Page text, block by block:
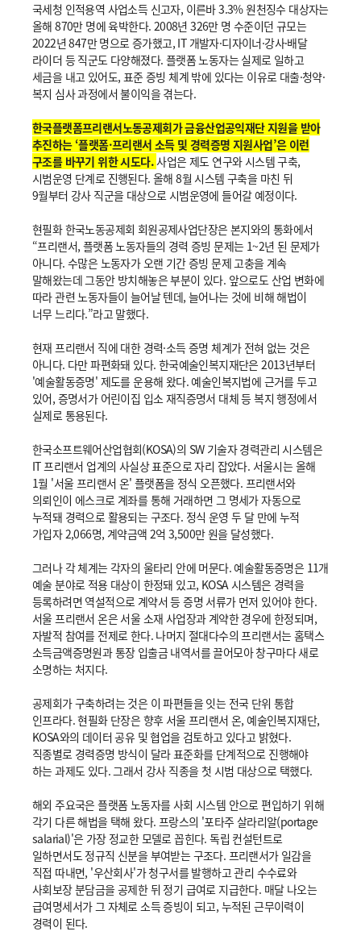
국세청 인적용역 사업소득 신고자, 이른바 3.3% 원천징수 대상자는
올해 870만 명에 육박한다. 2008년 326만 명 수준이던 규모는
2022년 847만 명으로 증가했고, IT 개발자·디자이너·강사·배달
라이더 등 직군도 다양해졌다. 플랫폼 노동자는 실제로 일하고
세금을 내고 있어도, 표준 증빙 체계 밖에 있다는 이유로 대출·청약·
복지 심사 과정에서 불이익을 겪는다.
한국플랫폼프리랜서노동공제회가 금융산업공익재단 지원을 받아
추진하는 ‘플랫폼·프리랜서 소득 및 경력증명 지원사업’은 이런
구조를 바꾸기 위한 시도다.사업은 제도 연구와 시스템 구축,
시범운영 단계로 진행된다. 올해 8월 시스템 구축을 마친 뒤
9월부터 강사 직군을 대상으로 시범운영에 들어갈 예정이다.
현필화 한국노동공제회 회원공제사업단장은 본지와의 통화에서
“프리랜서, 플랫폼 노동자들의 경력 증빙 문제는 1~2년 된 문제가
아니다. 수많은 노동자가 오랜 기간 증빙 문제 고충을 계속
말해왔는데 그동안 방치해놓은 부분이 있다. 앞으로도 산업 변화에
따라 관련 노동자들이 늘어날 텐데, 늘어나는 것에 비해 해법이
너무 느리다.”라고 말했다.
현재 프리랜서 직에 대한 경력·소득 증명 체계가 전혀 없는 것은
아니다. 다만 파편화돼 있다. 한국예술인복지재단은 2013년부터
'예술활동증명' 제도를 운용해 왔다. 예술인복지법에 근거를 두고
있어, 증명서가 어린이집 입소 재직증명서 대체 등 복지 행정에서
실제로 통용된다.
한국소프트웨어산업협회(KOSA)의 SW 기술자 경력관리 시스템은
IT 프리랜서 업계의 사실상 표준으로 자리 잡았다. 서울시는 올해
1월 '서울 프리랜서 온' 플랫폼을 정식 오픈했다. 프리랜서와
의뢰인이 에스크로 계좌를 통해 거래하면 그 명세가 자동으로
누적돼 경력으로 활용되는 구조다. 정식 운영 두 달 만에 누적
가입자 2,066명, 계약금액 2억 3,500만 원을 달성했다.
그러나 각 체계는 각자의 울타리 안에 머문다. 예술활동증명은 11개
예술 분야로 적용 대상이 한정돼 있고, KOSA 시스템은 경력을
등록하려면 역설적으로 계약서 등 증명 서류가 먼저 있어야 한다.
서울 프리랜서 온은 서울 소재 사업장과 계약한 경우에 한정되며,
자발적 참여를 전제로 한다. 나머지 절대다수의 프리랜서는 홈택스
소득금액증명원과 통장 입출금 내역서를 끌어모아 창구마다 새로
소명하는 처지다.
공제회가 구축하려는 것은 이 파편들을 잇는 전국 단위 통합
인프라다. 현필화 단장은 향후 서울 프리랜서 온, 예술인복지재단,
KOSA와의 데이터 공유 및 협업을 검토하고 있다고 밝혔다.
직종별로 경력증명 방식이 달라 표준화를 단계적으로 진행해야
하는 과제도 있다. 그래서 강사 직종을 첫 시범 대상으로 택했다.
해외 주요국은 플랫폼 노동자를 사회 시스템 안으로 편입하기 위해
각기 다른 해법을 택해 왔다. 프랑스의 '포타주 살라리알(portage
salarial)'은 가장 정교한 모델로 꼽힌다. 독립 컨설턴트로
일하면서도 정규직 신분을 부여받는 구조다. 프리랜서가 일감을
직접 따내면, '우산회사'가 청구서를 발행하고 관리 수수료와
사회보장 분담금을 공제한 뒤 정기 급여로 지급한다. 매달 나오는
급여명세서가 그 자체로 소득 증빙이 되고, 누적된 근무이력이
경력이 된다.